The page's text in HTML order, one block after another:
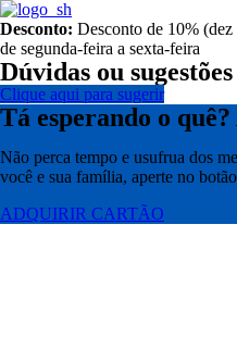
Desconto: Desconto de 10%
de segunda-feira a sexta-feira
Dúvidas ou
Clique aqui para sugerir
Tá esperando o
Não perca tempo e usufrua dos
você e sua família, aperte no
ADQUIRIR CARTÃO